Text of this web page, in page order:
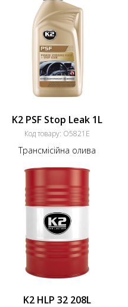
K2 PSF Stop Leak 1L
Код товару: O5821E
Трансмісійна олива
K2 HLP 32 208L